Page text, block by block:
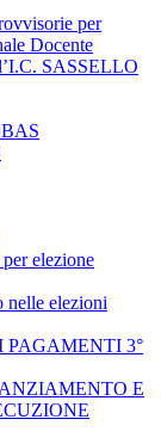
per
Docente
SASSELLO
elezione
nelle elezioni
PAGAMENTI 3°
E